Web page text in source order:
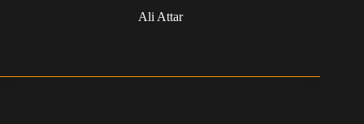
Ali Attar